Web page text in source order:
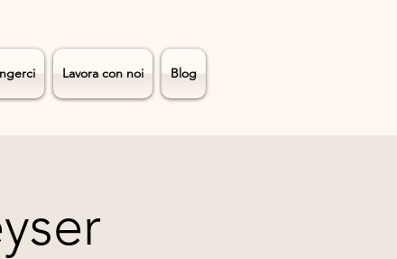
Lavora con noi Blog